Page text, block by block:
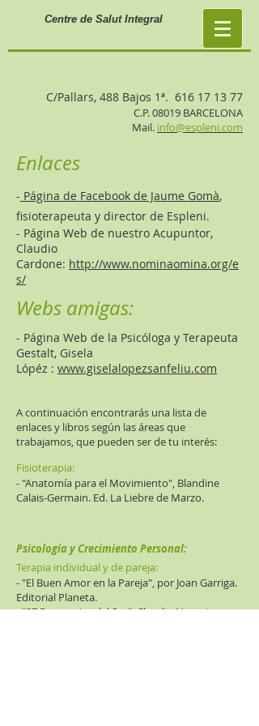
Centre de Salut Integral
C/Pallars, 488 Bajos 1ª. 616 17 13 77
C.P. 08019 BARCELONA
Mail. info@espleni.com
Enlaces
- Página de Facebook de Jaume Gomà,
fisioterapeuta y director de Espleni.
- Página Web de nuestro Acupuntor,
Claudio
Cardone: http://www.nominaomina.org/e
s/
Webs amigas:
- Página Web de la Psicóloga y Terapeuta
Gestalt, Gisela
Lópéz : www.giselalopezsanfeliu.com
A continuación encontrarás una lista de
enlaces y libros según las áreas que
trabajamos, que pueden ser de tu interés:
​Fisioterapia:
- "Anatomía para el Movimiento", Blandine
Calais-Germain. Ed. La Liebre de Marzo.
Psicología y Crecimiento Personal:
Terapia individual y de pareja:
- "El Buen Amor en la Pareja", por Joan Garriga.
Editorial Planeta.
- "27 Personajes del Ser", Claudio Naranjo.